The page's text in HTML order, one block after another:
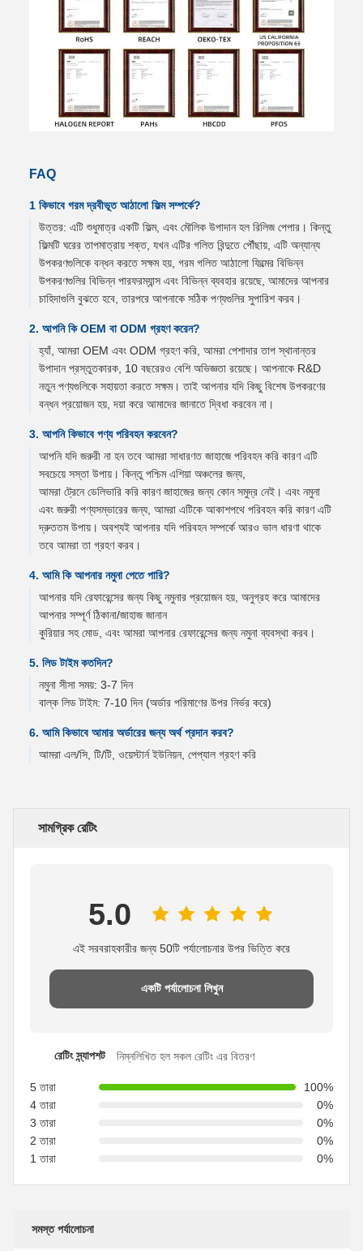
FAQ
1 কিভাবে গরম দ্রবীভূত আঠালো ফিল্ম সম্পর্কে?
উত্তর: এটি শুধুমাত্র একটি ফিল্ম, এবং মৌলিক উপাদান হল রিলিজ পেপার। কিন্তু
ফিল্মটি ঘরের তাপমাত্রায় শক্ত, যখন এটির গলিত বিন্দুতে পৌঁছায়, এটি অন্যান্য
উপকরণগুলিকে বন্ধন করতে সক্ষম হয়, গরম গলিত আঠালো ফিল্মের বিভিন্ন
উপকরণগুলির বিভিন্ন পারফরম্যান্স এবং বিভিন্ন ব্যবহার রয়েছে, আমাদের আপনার
চাহিদাগুলি বুঝতে হবে, তারপরে আপনাকে সঠিক পণ্যগুলির সুপারিশ করব।
2. আপনি কি OEM বা ODM গ্রহণ করেন?
হ্যাঁ, আমরা OEM এবং ODM গ্রহণ করি, আমরা পেশাদার তাপ স্থানান্তর
উপাদান প্রস্তুতকারক, 10 বছরেরও বেশি অভিজ্ঞতা রয়েছে। আপনাকে R&D
নতুন পণ্যগুলিকে সহায়তা করতে সক্ষম। তাই আপনার যদি কিছু বিশেষ উপকরণের
বন্ধন প্রয়োজন হয়, দয়া করে আমাদের জানাতে দ্বিধা করবেন না।
3. আপনি কিভাবে পণ্য পরিবহন করবেন?
আপনি যদি জরুরী না হন তবে আমরা সাধারণত জাহাজে পরিবহন করি কারণ এটি
সবচেয়ে সস্তা উপায়। কিন্তু পশ্চিম এশিয়া অঞ্চলের জন্য,
আমরা ট্রেনে ডেলিভারি করি কারণ জাহাজের জন্য কোন সমুদ্র নেই। এবং নমুনা
এবং জরুরী পণ্যসম্ভারের জন্য, আমরা এটিকে আকাশপথে পরিবহন করি কারণ এটি
দ্রুততম উপায়। অবশ্যই আপনার যদি পরিবহন সম্পর্কে আরও ভাল ধারণা থাকে
তবে আমরা তা গ্রহণ করব।
4. আমি কি আপনার নমুনা পেতে পারি?
আপনার যদি রেফারেন্সের জন্য কিছু নমুনার প্রয়োজন হয়, অনুগ্রহ করে আমাদের
আপনার সম্পূর্ণ ঠিকানা/জাহাজ জানান
কুরিয়ার সহ মোড, এবং আমরা আপনার রেফারেন্সের জন্য নমুনা ব্যবস্থা করব।
5. লিড টাইম কতদিন?
নমুনা সীসা সময়: 3-7 দিন
বাল্ক লিড টাইম: 7-10 দিন (অর্ডার পরিমাণের উপর নির্ভর করে)
6. আমি কিভাবে আমার অর্ডারের জন্য অর্থ প্রদান করব?
আমরা এল/সি, টি/টি, ওয়েস্টার্ন ইউনিয়ন, পেপ্যাল ​​গ্রহণ করি
সামগ্রিক রেটিং
5.0
এই সরবরাহকারীর জন্য 50টি পর্যালোচনার উপর ভিত্তি করে
একটি পর্যালোচনা লিখুন
রেটিং স্ন্যাপশট নিম্নলিখিত হল সকল রেটিং এর বিতরণ
5 তারা
100%
4 তারা
0%
3 তারা
0%
2 তারা
0%
1 তারা
0%
সমস্ত পর্যালোচনা